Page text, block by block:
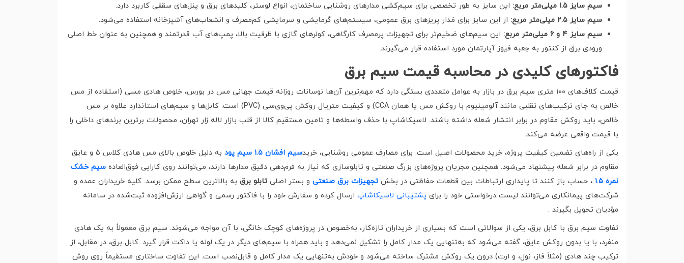
سیم سایز ۱.۵ میلی‌متر مربع: این سایز به طور تخصصی برای سیم‌کشی مدارهای روشنایی ساختمان، انواع لوستر، کلیدهای برق و پنل‌های سقفی کاربرد دارد.
سیم سایز ۲.۵ میلی‌متر مربع: از این سایز برای مَدار پریزهای برق عمومی، سیستم‌های گرمایشی و سرمایشی کم‌مصرف و انشعاب‌های آشپزخانه استفاده می‌شود.
سیم سایز ۴ و۶میلی‌متر مربع: این سیم‌های ضخیم‌تر برای تجهیزات پرمصرف کارگاهی، کولرهای گازی با ظرفیت بالا، پمپ‌های آب قدرتمند و همچنین به عنوان خط اصلی
ورودی برق از کنتور به جعبه فیوز آپارتمان مورد استفاده قرار می‌گیرند.
فاکتورهای کلیدی در محاسبه قیمت سیم برق
قیمت کلاف‌های ۱۰۰ متری سیم برق در بازار به عوامل متعددی بستگی دارد که مهم‌ترین آن‌ها نوسانات روزانه قیمت جهانی مس در بورس، خلوص هادی مسی (استفاده از مس
خالص به جای ترکیب‌های تقلبی مانند آلومینیوم با روکش مس یا همان CCA) و کیفیت متریال روکش پی‌وی‌سی (PVC) است. کابل‌ها و سیم‌های استاندارد علاوه بر مس
خالص، باید روکش مقاوم در برابر انتشار شعله داشته باشند. لاسیکاشاپ با حذف واسطه‌ها و تامین مستقیم کالا از قلب بازار لاله زار تهران، محصولات برترین برندهای داخلی را
با قیمت واقعی عرضه می‌کند.
یکی از راه‌های تضمین کیفیت پروژه، خرید محصولات اصیل است. برای مصارف عمومی روشنایی، خریدسیم افشان ۱.۵ سیم پود
به دلیل خلوص بالای مس هادی کلاس ۵ و عایق
مقاوم در برابر شعله پیشنهاد می‌شود. همچنین مجریان پروژه‌های بزرگ صنعتی و تابلوسازی که نیاز به فرم‌دهی دقیق مدارها دارند، می‌توانند روی کارایی فوق‌العاده سیم خشک
نمره ۱.۵ ، حساب باز کنند تا پایداری ارتباطات بین قطعات حفاظتی در بخش تجهیزات برق صنعتیو بستر اصلی تابلو برقبه بالاترین سطح ممکن برسد. کلیه خریداران عمده و
شرکت‌های پیمانکاری می‌توانند لیست درخواستی خود را برای پشتیبانی لاسیکاشاپارسال کرده و سفارش خود را با فاکتور رسمی و گواهی ارزش‌افزوده ثبت‌شده در سامانه
مؤدیان تحویل بگیرند .
تفاوت سیم برق با کابل برق، یکی از سوالاتی است که بسیاری از خریداران تازه‌کار، به‌خصوص در پروژه‌های کوچک خانگی، با آن مواجه می‌شوند. سیم برق معمولاً به یک هادی
منفرد، با یا بدون روکش عایق، گفته می‌شود که به‌تنهایی یک مدار کامل را تشکیل نمی‌دهد و باید همراه با سیم‌های دیگر در یک لوله یا داکت قرار گیرد. کابل برق، در مقابل، از
ترکیب چند هادی (مثلاً فاز، نول، و ارت) درون یک روکش مشترک ساخته می‌شود و خودش به‌تنهایی یک مدار کامل و قابل‌نصب است. این تفاوت ساختاری مستقیماً روی روش